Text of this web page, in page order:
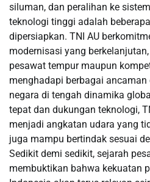
siluman, dan peralihan ke
teknologi tinggi adalah
dipersiapkan. TNI AU
modernisasi yang
pesawat tempur maupun
menghadapi berbagai
negara di tengah dinamika
tepat dan dukungan teknologi,
menjadi angkatan udara yang
juga mampu bertindak sesuai
Sedikit demi sedikit, sejarah
membuktikan bahwa kekuatan